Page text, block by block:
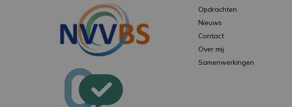
Opdrachten
Nieuws
Contact
Over mij
Samenwerkingen